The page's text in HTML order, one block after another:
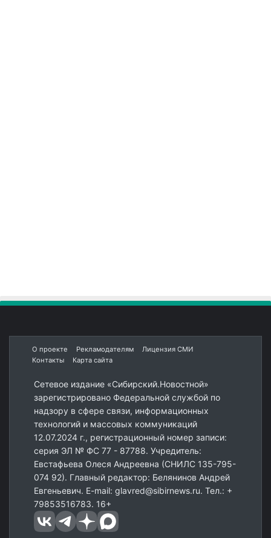
О проекте Рекламодателям
Лицензия СМИ
Контакты
Карта сайта
Сетевое издание «Сибирский.Новостной»
зарегистрировано Федеральной службой по
надзору в сфере связи, информационных
технологий и массовых коммуникаций
12.07.2024 г., регистрационный номер записи:
серия ЭЛ № ФС 77 - 87788. Учредитель:
Евстафьева Олеся Андреевна (СНИЛС 135-795-
074 92). Главный редактор: Белянинов Андрей
Евгеньевич. E-mail: glavred@sibirnews.ru. Тел.: +
79853516783. 16+